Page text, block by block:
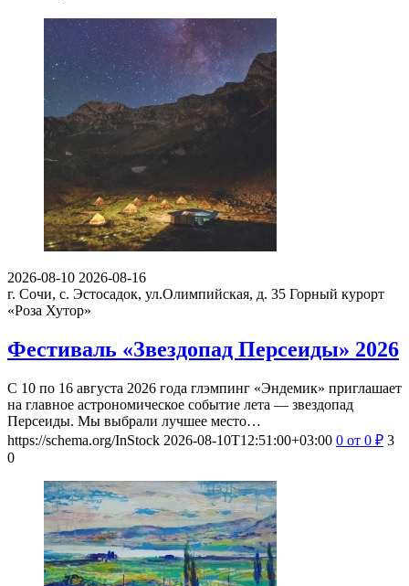
2026-08-10 2026-08-16
г. Сочи, с. Эстосадок, ул.Олимпийская, д. 35 Горный курорт
«Роза Хутор»
Фестиваль «Звездопад Персеиды» 2026
С 10 по 16 августа 2026 года глэмпинг «Эндемик» приглашает
на главное астрономическое событие лета — звездопад
Персеиды. Мы выбрали лучшее место…
https://schema.org/InStock 2026-08-10T12:51:00+03:00 0 от 0 ₽ 3
0